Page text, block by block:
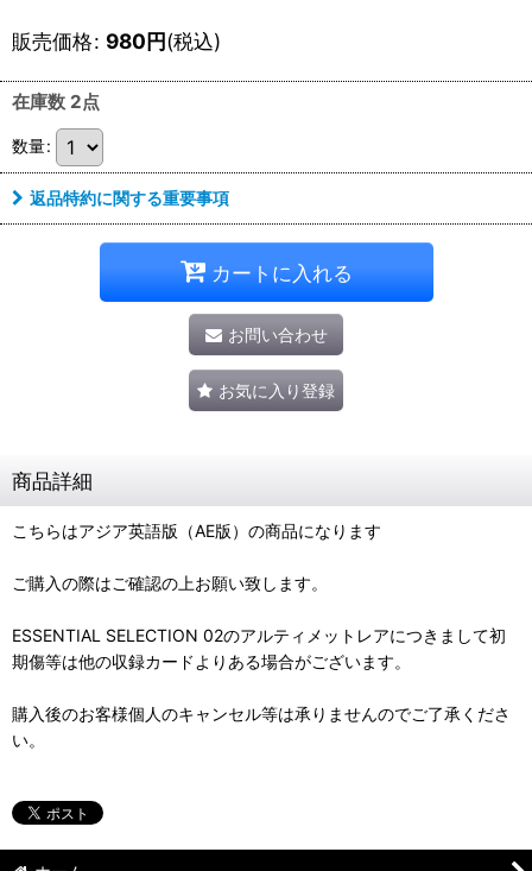
販売価格: 980円(税込)
在庫数 2点
数量:
返品特約に関する重要事項
カートに入れる
お問い合わせ
お気に入り登録
商品詳細
こちらはアジア英語版（AE版）の商品になります
ご購入の際はご確認の上お願い致します。
ESSENTIAL SELECTION 02のアルティメットレアにつきまして初
期傷等は他の収録カードよりある場合がございます。
購入後のお客様個人のキャンセル等は承りませんのでご了承くださ
い。